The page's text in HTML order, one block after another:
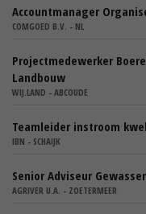
Accountmanager
COMGOED B.V. - NL
Projectmedewerker
Landbouw
WIJ.LAND - ABCOUDE
Teamleider instroom
IBN - SCHAIJK
Senior Adviseur
AGRIVER U.A. - ZOETERMEER